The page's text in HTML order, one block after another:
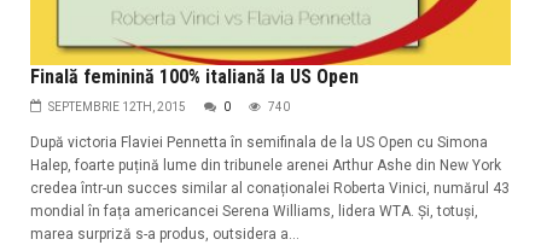
Finală feminină 100% italiană la US Open
SEPTEMBRIE 12TH, 2015 0 740
După victoria Flaviei Pennetta în semifinala de la US Open cu Simona
Halep, foarte puțină lume din tribunele arenei Arthur Ashe din New York
credea într-un succes similar al conaționalei Roberta Vinici, numărul 43
mondial în fața americancei Serena Williams, lidera WTA. Și, totuși,
marea surpriză s-a produs, outsidera a...